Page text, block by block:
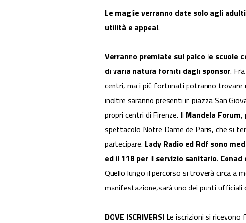
Le maglie verranno date solo agli
utilità e appeal.
Verranno premiate sul palco le scuole
di varia natura forniti dagli sponsor.
centri, ma i più fortunati potranno trovare
inoltre saranno presenti in piazza San
propri centri di Firenze. Il Mandela Forum,
spettacolo Notre Dame de Paris, che si
partecipare. Lady Radio ed Rdf sono
ed il 118 per il servizio sanitario. Conad
Quello lungo il percorso si troverà circa a
manifestazione,sarà uno dei punti ufficiali
DOVE ISCRIVERSI Le iscrizioni si ricevono